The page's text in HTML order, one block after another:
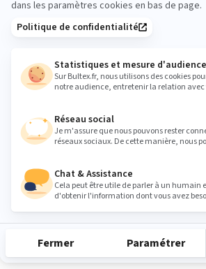
Mardi Fermé
Mercredi Fermé
Vendredi Fermé
Dimanche Fermé